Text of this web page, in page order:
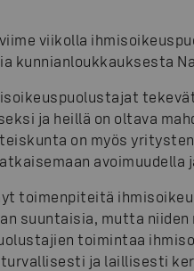
viikolla
kunnianloukkauksesta
ja heillä on oltava
on myös
avoimuudella
toimenpiteitä
suuntaisia, mutta niiden
toimintaa
ja laillisesti